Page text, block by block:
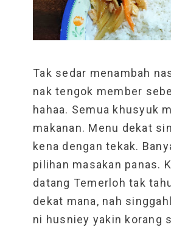
Tak sedar menambah
nak tengok member
hahaa. Semua khusyuk
makanan. Menu dekat
kena dengan tekak.
pilihan masakan panas.
datang Temerloh tak
dekat mana, nah
ni husniey yakin korang